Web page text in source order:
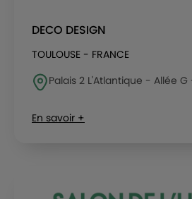
DECO DESIGN
TOULOUSE - FRANCE
Palais 2 L'Atlantique - Allée
En savoir +